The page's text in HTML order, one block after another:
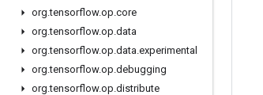
org.tensorflow.op.core
org.tensorflow.op.data
org.tensorflow.op.data.experimental
org.tensorflow.op.debugging
org.tensorflow.op.distribute